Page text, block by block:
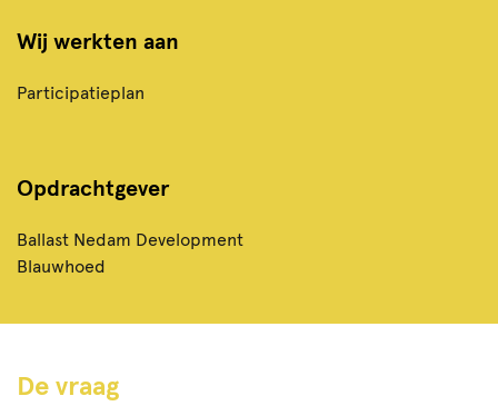
Wij werkten aan
Participatieplan
Opdrachtgever
Ballast Nedam Development
Blauwhoed
De vraag